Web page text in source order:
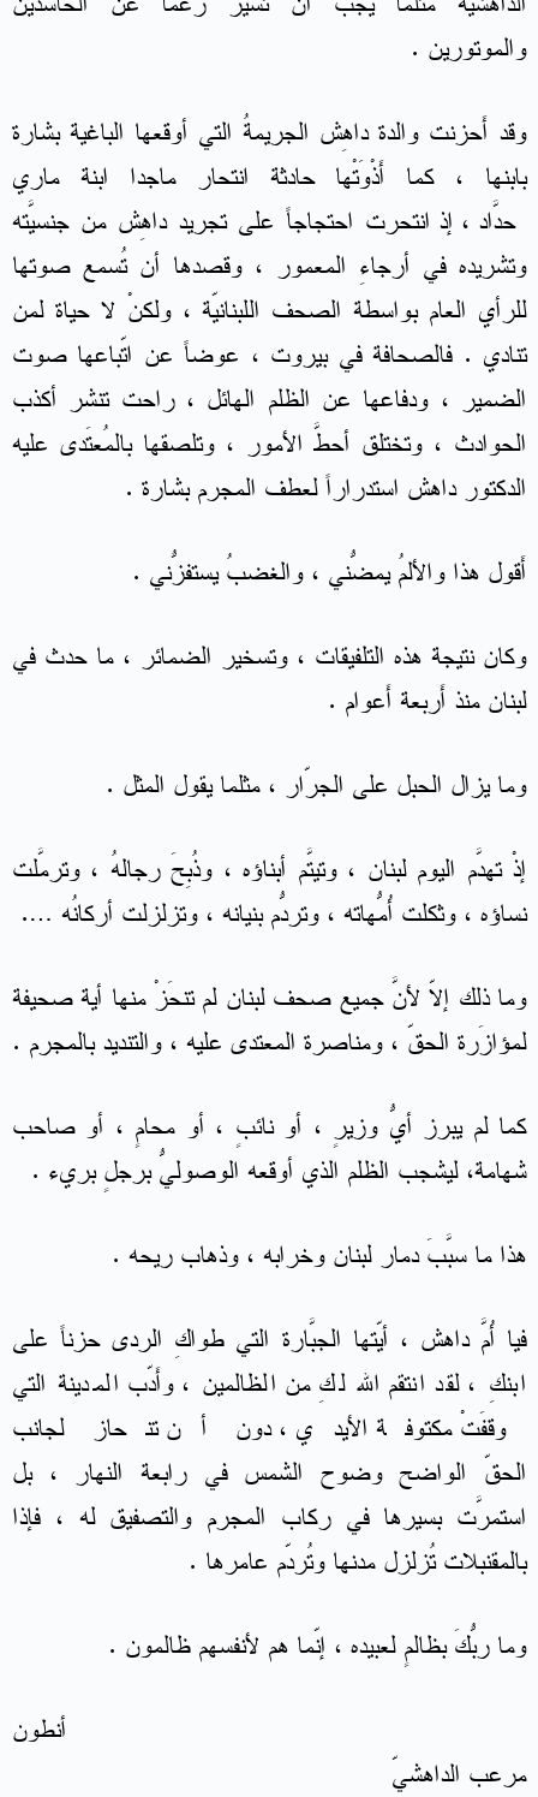
والموتورين .
وقد أَحزنت والدة داهِش الجريمةُ التي أوقعها الباغية بشارة
بابنها ، كما أَذْوَتْها حادثة انتحار ماجدا ابنة ماري
حدّاد ، إذ انتحرَت احتجاجاً على تجريد داهِش من جنسيَّته
وتشريده في أرجاءِ المعمور ، وقصدها أن تُسمع صوتها
للرأي العام بواسطة الصحف اللبنانيّة ، ولكنْ لا حياة لمن
تنادي . فالصحافة في بيروت ، عوضاً عن اتّباعها صوت
الضمير ، ودفاعها عن الظلم الهائل ، راحت تنشر أكذب
الحوادث ، وتختلق أحطَّ الأمور ، وتلصقها بالمُعتَدى عليه
الدكتور داهش استدراراً لعطف المجرم بشارة .
أَقول هذا والألمُ يمضُّني ، والغضبُ يستفزُّني .
وكان نتيجة هذه التلفيقات ، وتسخير الضمائر ، ما حدث في
لبنان منذ أَربعة أَعوام .
وما يزال الحبل على الجرّار ، مثلما يقول المثل .
إذْ تهدَّم اليوم لبنان ، وتيتَّم أبناؤه ، وذُبِحَ رجالهُ ، وترمَّلت
نساؤه ، وثكلت أُمّهاتُه ، وتردّم بنيانُه ، وتزلزلت أركانُه ….
وما ذلك إلاّ لأنَّ جميع صحف لبنان لم تنحَزْ منها أية صحيفة
لمؤازَرة الحقّ ، ومناصرة المعتدى عليه ، والتنديد بالمجرم .
كما لم يبرز أيُّ وزيرٍ ، أو نائبٍ ، أو محامٍ ، أو صاحب
شهامة، ليشجب الظلم الذي أوقعه الوصوليُّ برجلٍ بريء .
هذا ما سبَّبَ دمار لبنان وخرابه ، وذهاب ريحه .
فيا أُمَّ داهش ، أيّتها الجبَّارة التي طواكِ الردى حزناً على
ابنكِ ، لقد انتقم الله لكِ من الظالمين ، وأَدّب المدينة التي
وقفَتْ مكتوفة الأيدي ، دون أن تنحاز لجانب
الحقّ الواضح وضوح الشمس في رابعة النهار ، بل
استمرَّت بسيرها في ركاب المجرم والتصفيق له ، فإذا
بالمقنبلات تُزلزل مدنها وتُردّم عامرها .
وما ربُّكَ بظالمٍ لعبيده ، إنّما هم لأنفسهم ظالمون .
أنطون
مرعب الداهشيّ